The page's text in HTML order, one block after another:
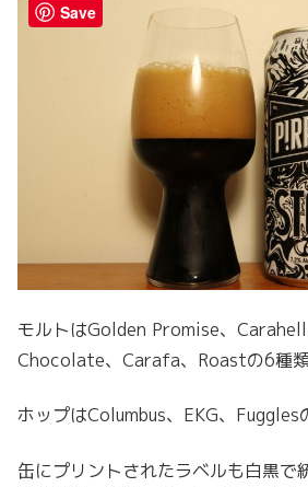
モルトはGolden Promise、Carahell
Chocolate、Carafa、Roastの6種類
ホップはColumbus、EKG、Fuggles
缶にプリントされたラベルも白黒で
Save